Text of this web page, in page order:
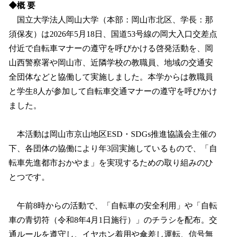
◆概 要
国立大学法人岡山大学（本部：岡山市北区、学長：那
須保友）は2026年5月18日、国道53号線の岡大入口交差点
付近で自転車マナーの遵守を呼びかける啓発活動を、岡
山西警察署や岡山市、近隣学校の教職員、地域の交通安
全団体などと協働して実施しました。本学からは教職員
と学生8人が参加して自転車交通マナーの遵守を呼びかけ
ました。
本活動は岡山市京山地区ESD・SDGs推進協議会主催の
下、各団体の協働により年3回実施しているもので、「自
転車先進都市おかやま」を実現するための取り組みのひ
とつです。
午前8時からの活動で、「自転車の安全利用」や「自転
車の青切符（令和8年4月1日施行）」のチラシを配布。交
通ルールを遵守し、イヤホン着用や傘差し運転、信号無